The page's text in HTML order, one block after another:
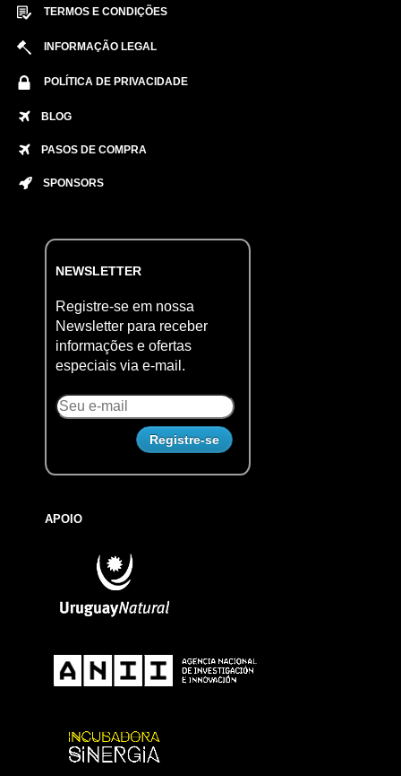
TERMOS E CONDIÇÕES
INFORMAÇÃO LEGAL
POLÍTICA DE PRIVACIDADE
BLOG
PASOS DE COMPRA
SPONSORS
NEWSLETTER
Registre-se em nossa
Newsletter para receber
informações e ofertas
especiais via e-mail.
APOIO